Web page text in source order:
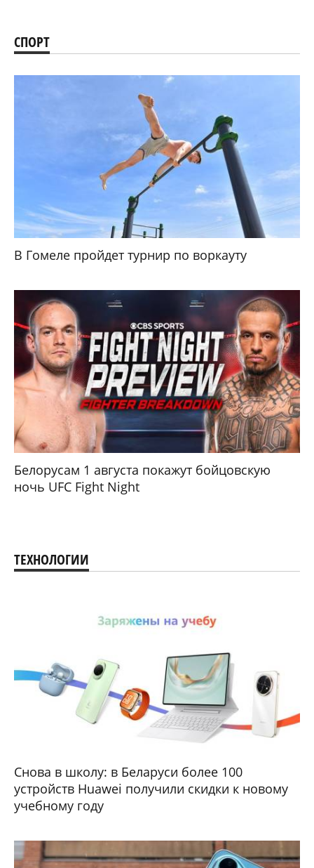
СПОРТ
В Гомеле пройдет турнир по воркауту
Белорусам 1 августа покажут бойцовскую
ночь UFC Fight Night
ТЕХНОЛОГИИ
Снова в школу: в Беларуси более 100
устройств Huawei получили скидки к новому
учебному году